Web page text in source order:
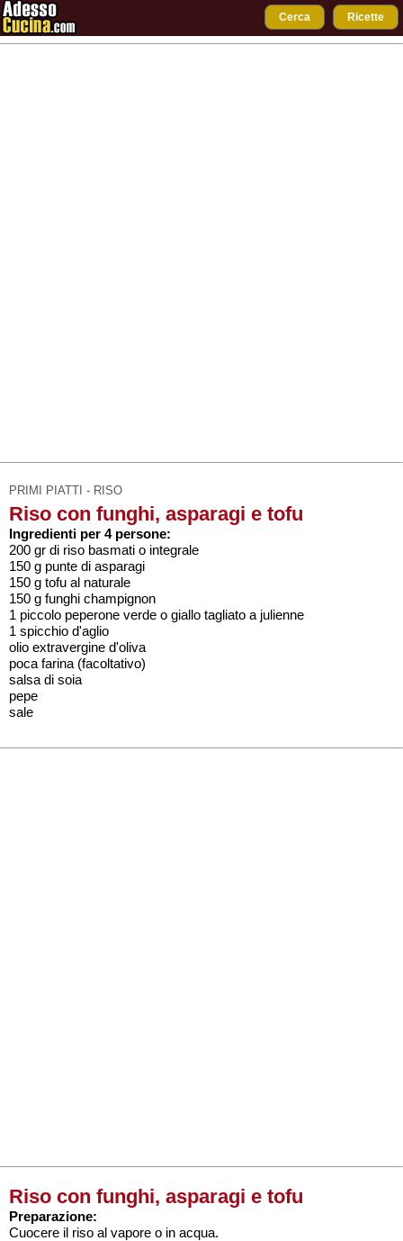
Cerca Ricette
PRIMI PIATTI - RISO
Riso con funghi, asparagi e tofu
Ingredienti per 4 persone:
200 gr di riso basmati o integrale
150 g punte di asparagi
150 g tofu al naturale
150 g funghi champignon
1 piccolo peperone verde o giallo tagliato a julienne
1 spicchio d'aglio
olio extravergine d'oliva
poca farina (facoltativo)
salsa di soia
pepe
sale
Riso con funghi, asparagi e tofu
Preparazione:
Cuocere il riso al vapore o in acqua.